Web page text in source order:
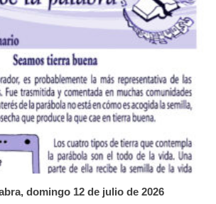
domingo 12 de julio de 2026